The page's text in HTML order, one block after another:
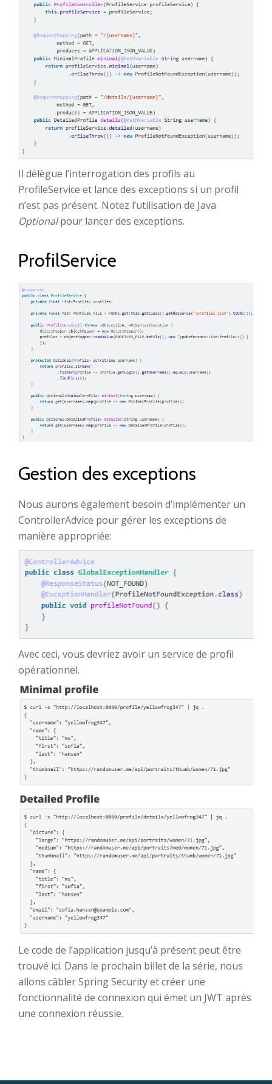
Il délègue l’interrogation des profils au
ProfileService et lance des exceptions si un profil
n’est pas présent. Notez l’utilisation de Java
Optionalpour lancer des exceptions.
ProfilService
Gestion des exceptions
Nous aurons également besoin d’implémenter un
ControllerAdvice pour gérer les exceptions de
manière appropriée:
Avec ceci, vous devriez avoir un service de profil
opérationnel.
Le code de l’application jusqu’à présent peut être
trouvé ici. Dans le prochain billet de la série, nous
allons câbler Spring Security et créer une
fonctionnalité de connexion qui émet un JWT après
une connexion réussie.